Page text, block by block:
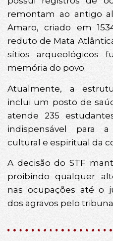
remontam ao antigo
Amaro, criado em
reduto de Mata
sítios arqueológicos
memória do povo.
Atualmente, a
inclui um posto de
atende 235
indispensável para
cultural e espiritual da
A decisão do STF
proibindo qualquer
nas ocupações até o
dos agravos pelo